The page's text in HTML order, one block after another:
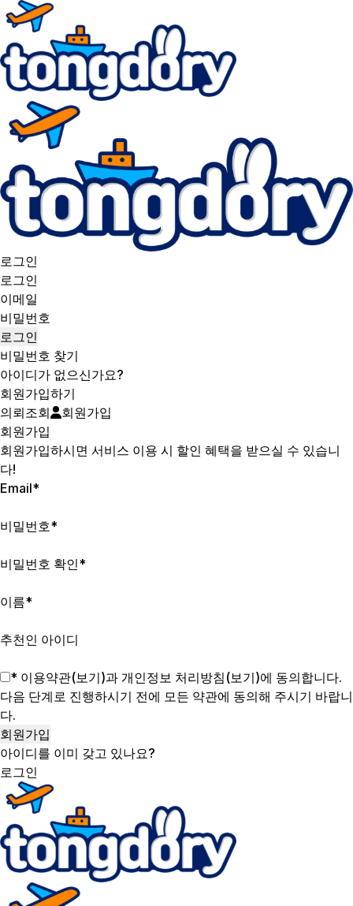
로그인
로그인
이메일
비밀번호
비밀번호 찾기
아이디가 없으신가요?
회원가입하기
의뢰조회
회원가입
회원가입
회원가입하시면 서비스 이용 시 할인 혜택을 받으실 수 있습니
다!
Email*
비밀번호*
비밀번호 확인*
이름*
추천인 아이디
* 이용약관(보기)과 개인정보 처리방침(보기)에 동의합니다.
다음 단계로 진행하시기 전에 모든 약관에 동의해 주시기 바랍니
다.
아이디를 이미 갖고 있나요?
로그인